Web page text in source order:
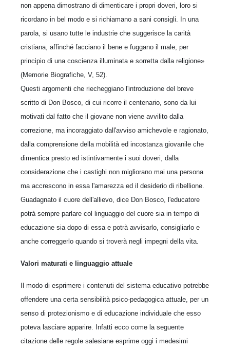
non appena dimostrano di dimenticare i propri doveri, loro si
ricordano in bel modo e si richiamano a sani consigli. In una
parola, si usano tutte le industrie che suggerisce la carità
cristiana, affinché facciano il bene e fuggano il male, per
principio di una coscienza illuminata e sorretta dalla religione»
(Memorie Biografiche, V, 52).
Questi argomenti che riecheggiano l'introduzione del breve
scritto di Don Bosco, di cui ricorre il centenario, sono da lui
motivati dal fatto che il giovane non viene avvilito dalla
correzione, ma incoraggiato dall'avviso amichevole e ragionato,
dalla comprensione della mobilità ed incostanza giovanile che
dimentica presto ed istintivamente i suoi doveri, dalla
considerazione che i castighi non migliorano mai una persona
ma accrescono in essa l'amarezza ed il desiderio di ribellione.
Guadagnato il cuore dell'allievo, dice Don Bosco, l'educatore
potrà sempre parlare col linguaggio del cuore sia in tempo di
educazione sia dopo di essa e potrà avvisarlo, consigliarlo e
anche correggerlo quando si troverà negli impegni della vita.
Valori maturati e linguaggio attuale
Il modo di esprimere i contenuti del sistema educativo potrebbe
offendere una certa sensibilità psico-pedagogica attuale, per un
senso di protezionismo e di educazione individuale che esso
poteva lasciare apparire. Infatti ecco come la seguente
citazione delle regole salesiane esprime oggi i medesimi